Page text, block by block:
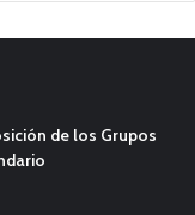
de los Grupos